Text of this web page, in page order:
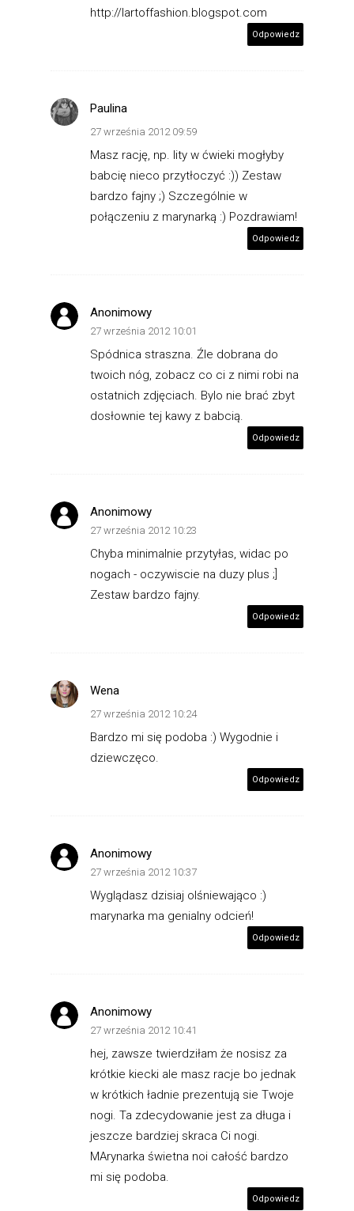
http://lartoffashion.blogspot.com
Odpowiedz
Paulina
27 września 2012 09:59
Masz rację, np. lity w ćwieki mogłyby
babcię nieco przytłoczyć :)) Zestaw
bardzo fajny ;) Szczególnie w
połączeniu z marynarką :) Pozdrawiam!
Odpowiedz
Anonimowy
27 września 2012 10:01
Spódnica straszna. Źle dobrana do
twoich nóg, zobacz co ci z nimi robi na
ostatnich zdjęciach. Bylo nie brać zbyt
dosłownie tej kawy z babcią.
Odpowiedz
Anonimowy
27 września 2012 10:23
Chyba minimalnie przytyłas, widac po
nogach - oczywiscie na duzy plus ;]
Zestaw bardzo fajny.
Odpowiedz
Wena
27 września 2012 10:24
Bardzo mi się podoba :) Wygodnie i
dziewczęco.
Odpowiedz
Anonimowy
27 września 2012 10:37
Wyglądasz dzisiaj olśniewająco :)
marynarka ma genialny odcień!
Odpowiedz
Anonimowy
27 września 2012 10:41
hej, zawsze twierdziłam że nosisz za
krótkie kiecki ale masz racje bo jednak
w krótkich ładnie prezentują sie Twoje
nogi. Ta zdecydowanie jest za długa i
jeszcze bardziej skraca Ci nogi.
MArynarka świetna noi całość bardzo
mi się podoba.
Odpowiedz